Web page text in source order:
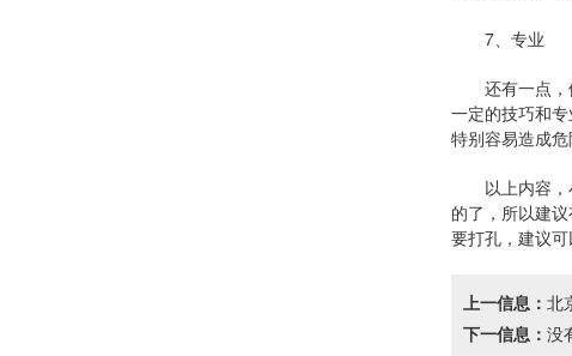
7、专业
还有一点，便
一定的技巧和
特别容易造成危
以上内容，小
的了，所以建
要打孔，建议可
上一信息： 北
下一信息： 没